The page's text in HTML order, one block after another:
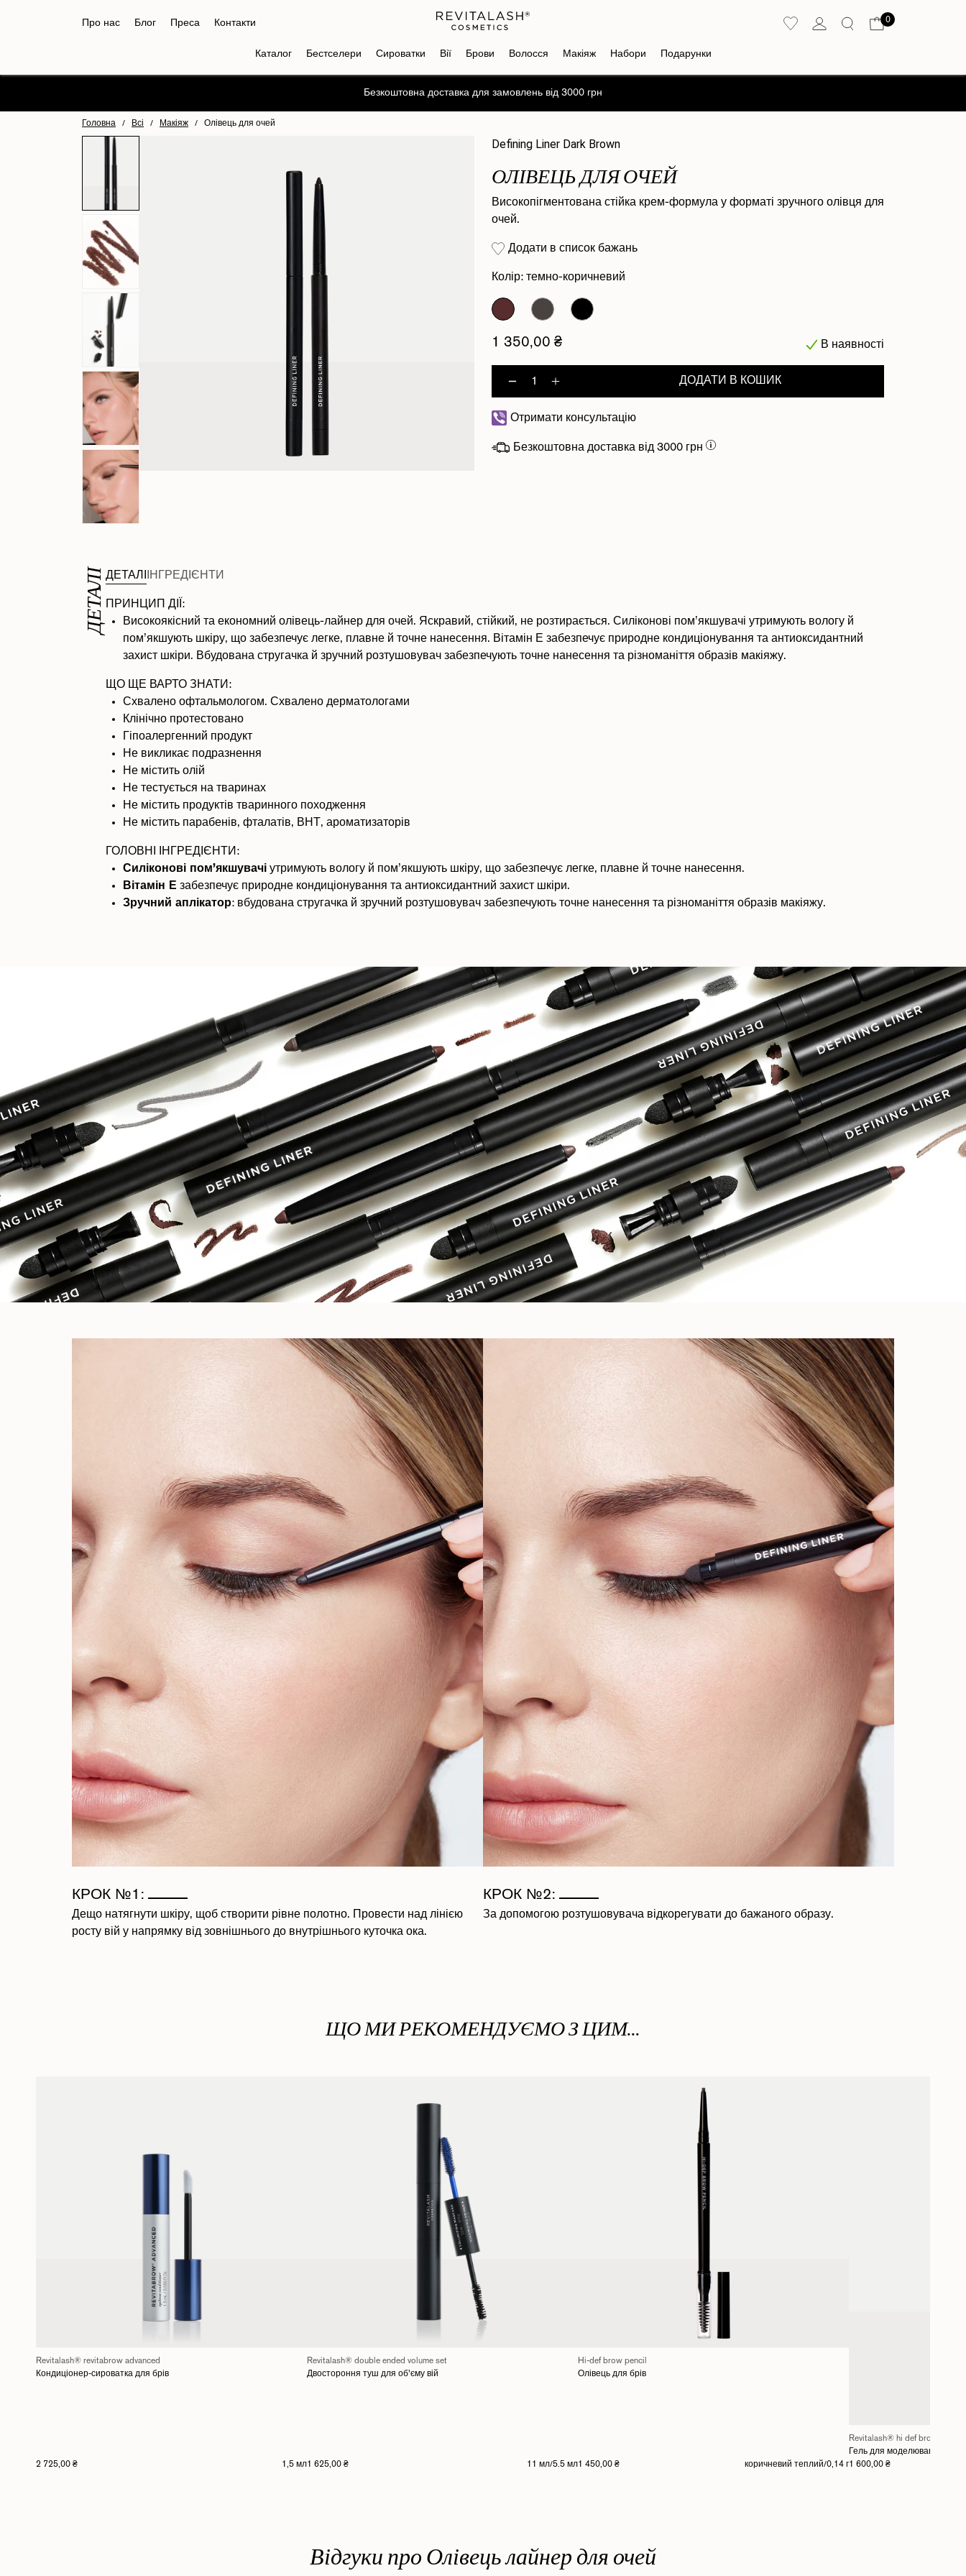
Про нас Блог Преса Контакти 0
Каталог Бестселери Сироватки Вії Брови Волосся Макіяж Набори Подарунки
Отримайте промокод на знижку -10% на перше замовлення
Головна / Всі / Макіяж / Олівець для очей
Defining Liner Dark Brown
ОЛІВЕЦЬ ДЛЯ ОЧЕЙ
Високопігментована стійка крем-формула у форматі зручного олівця для
очей.
Додати в список бажань
Колір: темно-коричневий
1 350,00 ₴ В наявності
Decrease quantity for Length Define
Increase quantity for Length Define
ДОДАТИ В КОШИК
Отримати консультацію
Безкоштовна доставка від 3000 грн
ДЕТАЛІ ДЕТАЛІ ІНГРЕДІЄНТИ
ПРИНЦИП ДІЇ:
Високоякісний та економний олівець-лайнер для очей. Яскравий, стійкий, не розтирається. Силіконові пом’якшувачі утримують вологу й
пом’якшують шкіру, що забезпечує легке, плавне й точне нанесення. Вітамін Е забезпечує природне кондиціонування та антиоксидантний
захист шкіри. Вбудована стругачка й зручний розтушовувач забезпечують точне нанесення та різноманіття образів макіяжу.
ЩО ЩЕ ВАРТО ЗНАТИ:
Схвалено офтальмологом. Схвалено дерматологами
Клінічно протестовано
Гіпоалергенний продукт
Не викликає подразнення
Не містить олій
Не тестується на тваринах
Не містить продуктів тваринного походження
Не містить парабенів, фталатів, ВНТ, ароматизаторів
ГОЛОВНІ ІНГРЕДІЄНТИ:
Силіконові пом’якшувачі утримують вологу й пом’якшують шкіру, що забезпечує легке, плавне й точне нанесення.
Вітамін Е забезпечує природне кондиціонування та антиоксидантний захист шкіри.
Зручний аплікатор: вбудована стругачка й зручний розтушовувач забезпечують точне нанесення та різноманіття образів макіяжу.
КРОК №1:
Дещо натягнути шкіру, щоб створити рівне полотно. Провести над лінією
росту вій у напрямку від зовнішнього до внутрішнього куточка ока.
КРОК №2:
За допомогою розтушовувача відкорегувати до бажаного образу.
ЩО МИ РЕКОМЕНДУЄМО З ЦИМ...
Revitalash® revitabrow advanced
Кондиціонер-сироватка для брів
2 725,00 ₴ 1,5 мл
Revitalash® double ended volume set
Двостороння туш для об’єму вій
1 625,00 ₴ 11 мл/5.5 мл
Hi-def brow pencil
Олівець для брів
1 450,00 ₴ коричневий теплий/0,14 г
Revitalash® hi def brow gel
Гель для моделювання брів
1 600,00 ₴
Відгуки про Олівець лайнер для очей